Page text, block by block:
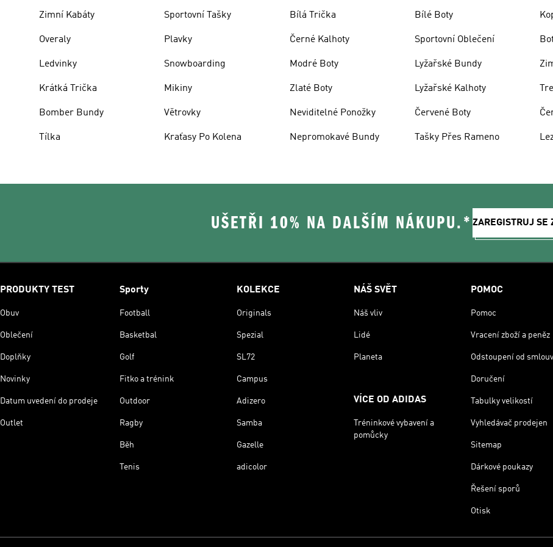
Zimní Kabáty
Overaly
Ledvinky
Krátká Trička
Bomber Bundy
Tílka
Sportovní Tašky
Plavky
Snowboarding
Mikiny
Větrovky
Kraťasy Po Kolena
Bílá Trička
Černé Kalhoty
Modré Boty
Zlaté Boty
Neviditelné Ponožky
Nepromokavé Bundy
Bílé Boty
Sportovní Oblečení
Lyžařské Bundy
Lyžařské Kalhoty
Červené Boty
Tašky Přes Rameno
UŠETŘI 10% NA DALŠÍM NÁKUPU.* ZAREGISTRUJ SE
PRODUKTY TEST
Obuv
Oblečení
Doplňky
Novinky
Datum uvedení do prodeje
Outlet
Sporty
Football
Basketbal
Golf
Fitko a trénink
Outdoor
Ragby
Běh
Tenis
KOLEKCE
Originals
Spezial
SL72
Campus
Adizero
Samba
Gazelle
adicolor
NÁŠ SVĚT
Náš vliv
Lidé
Planeta
VÍCE OD ADIDAS
Tréninkové vybavení a
pomůcky
POMOC
Pomoc
Vracení zboží a peněz
Odstoupení od
Doručení
Tabulky velikostí
Vyhledávač prodejen
Sitemap
Dárkové poukazy
Řešení sporů
Otisk